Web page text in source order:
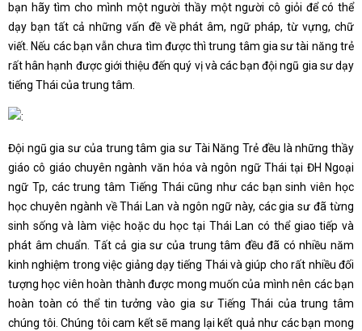
bạn hãy tìm cho mình một người thầy một người cô giỏi để có thể
dạy bạn tất cả những vấn đề về phát âm, ngữ pháp, từ vựng, chữ
viết. Nếu các bạn vẫn chưa tìm được thì trung tâm gia sư tài năng trẻ
rất hân hạnh được giới thiệu đến quý vị và các bạn đội ngũ gia sư dạy
tiếng Thái của trung tâm.
Đội ngũ gia sư của trung tâm gia sư Tài Năng Trẻ đều là những thầy
giáo cô giáo chuyên ngành văn hóa và ngôn ngữ Thái tại ĐH Ngoại
ngữ Tp, các trung tâm Tiếng Thái cũng như các bạn sinh viên học
học chuyên ngành về Thái Lan và ngôn ngữ này, các gia sư đã từng
sinh sống và làm việc hoặc du học tại Thái Lan có thể giao tiếp và
phát âm chuẩn. Tất cả gia sư của trung tâm đều đã có nhiều năm
kinh nghiệm trong việc giảng dạy tiếng Thái và giúp cho rất nhiều đối
tượng học viên hoàn thành được mong muốn của mình nên các bạn
hoàn toàn có thể tin tưởng vào gia sư Tiếng Thái của trung tâm
chúng tôi. Chúng tôi cam kết sẽ mang lại kết quả như các bạn mong